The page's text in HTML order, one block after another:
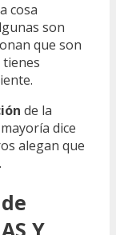
cosa
son
que son
tienes
de la
dice
alegan que
.
Y